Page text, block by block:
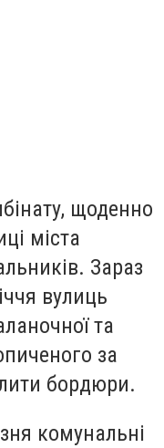
щоденно
міста
Зараз
вулиць
та
за
бордюри.
комунальні